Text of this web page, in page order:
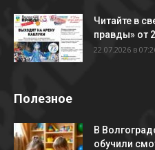
Читайте в
правды» от
22.07.2026 в
Полезное
В
обучили